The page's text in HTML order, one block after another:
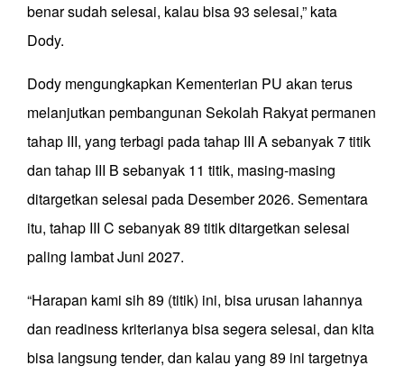
benar sudah selesai, kalau bisa 93 selesai,” kata
Dody.
Dody mengungkapkan Kementerian PU akan terus
melanjutkan pembangunan Sekolah Rakyat permanen
tahap III, yang terbagi pada tahap III A sebanyak 7 titik
dan tahap III B sebanyak 11 titik, masing-masing
ditargetkan selesai pada Desember 2026. Sementara
itu, tahap III C sebanyak 89 titik ditargetkan selesai
paling lambat Juni 2027.
“Harapan kami sih 89 (titik) ini, bisa urusan lahannya
dan readiness kriterianya bisa segera selesai, dan kita
bisa langsung tender, dan kalau yang 89 ini targetnya